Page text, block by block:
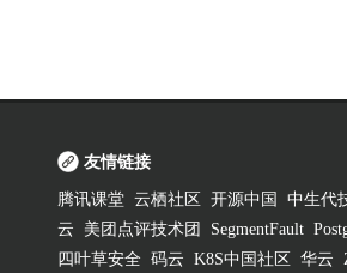
友情链接
腾讯课堂 云栖社区 开源中国 中生代
云
美团点评技术团 SegmentFault
四叶草安全 码云 K8S中国社区 华云